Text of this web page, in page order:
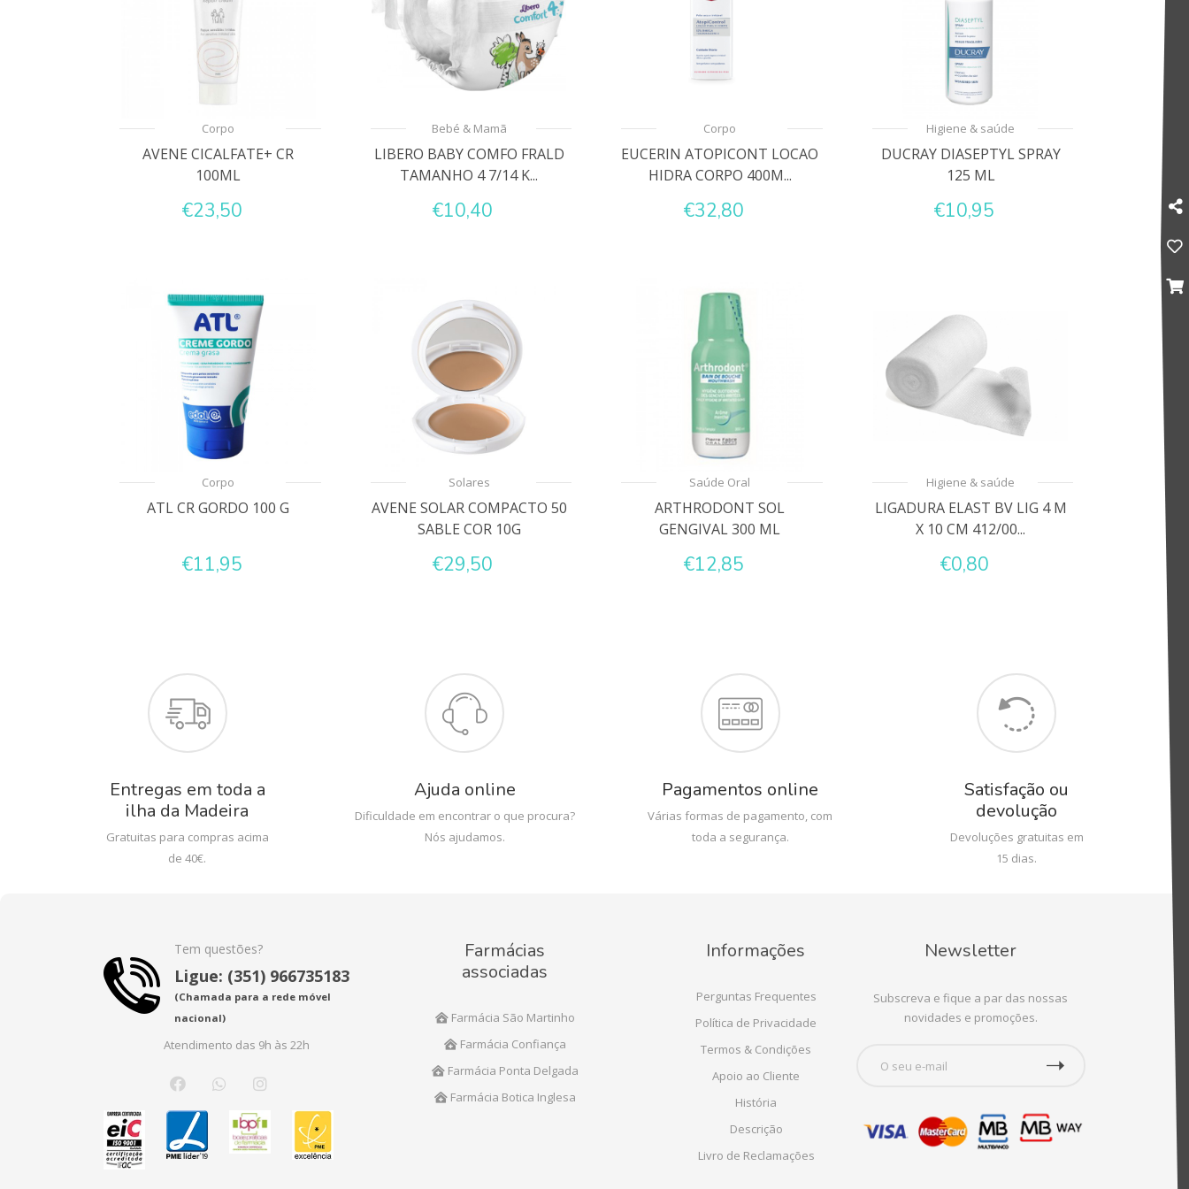
Corpo
AVENE CICALFATE+ CR
100ML
€23,50
Bebé & Mamã
LIBERO BABY COMFO FRALD
TAMANHO 4 7/14 K...
€10,40
Corpo
EUCERIN ATOPICONT LOCAO
HIDRA CORPO 400M...
€32,80
Higiene & saúde
DUCRAY DIASEPTYL SPRAY
125 ML
€10,95
Corpo
ATL CR GORDO 100 G
€11,95
Solares
AVENE SOLAR COMPACTO 50
SABLE COR 10G
€29,50
Saúde Oral
ARTHRODONT SOL
GENGIVAL 300 ML
€12,85
Higiene & saúde
LIGADURA ELAST BV LIG 4 M
X 10 CM 412/00...
€0,80
Entregas em toda a
ilha da Madeira
Gratuitas para compras acima
de 40€.
Ajuda online
Dificuldade em encontrar o que procura?
Nós ajudamos.
Pagamentos online
Várias formas de pagamento, com
toda a segurança.
Satisfação ou
devolução
Devoluções gratuitas em
15 dias.
Tem questões?
Ligue: (351) 966735183
(Chamada para a rede móvel
nacional)
Atendimento das 9h às 22h
Farmácias
associadas
Farmácia São Martinho
Farmácia Confiança
Farmácia Ponta Delgada
Farmácia Botica Inglesa
Informações
Perguntas Frequentes
Política de Privacidade
Termos & Condições
Apoio ao Cliente
História
Descrição
Livro de Reclamações
Newsletter
Subscreva e fique a par das nossas
novidades e promoções.